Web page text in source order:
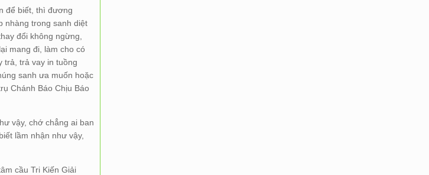
để biết, thì đương
nhàng trong sanh diệt
đổi không ngừng,
mang đi, làm cho có
trả, trả vay in tuồng
sanh ưa muốn hoặc
Chánh Báo Chịu Báo
vậy, chớ chẳng ai ban
lầm nhận như vậy,
cầu Tri Kiến Giải